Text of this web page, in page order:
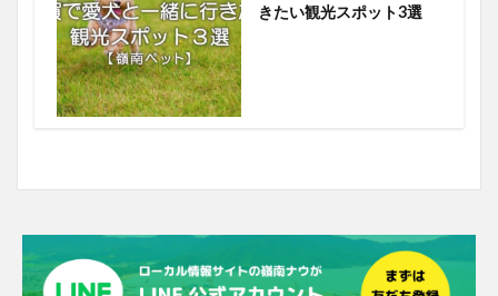
きたい観光スポット3選